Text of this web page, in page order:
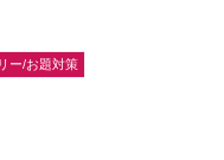
ー/お題対策